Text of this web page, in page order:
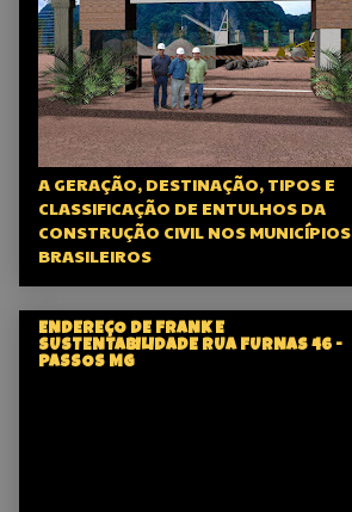
A GERAÇÃO, DESTINAÇÃO, TIPOS E
CLASSIFICAÇÃO DE ENTULHOS DA
CONSTRUÇÃO CIVIL NOS MUNICÍPIOS
BRASILEIROS
ENDEREÇO DE FRANK E
SUSTENTABILIDADE RUA FURNAS 46 -
PASSOS MG